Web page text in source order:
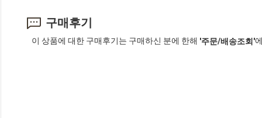
구매후기
이 상품에 대한 구매후기는 구매하신 분에 한해 '주문/배송조회'